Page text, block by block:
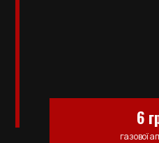
6
газової